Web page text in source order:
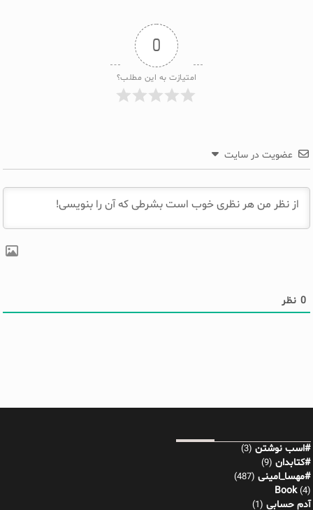
0
امتیازت به این مطلب؟
عضویت در سایت
0 نظر
#اسب نوشتن (3)
#کتابدان (9)
#مهسا_امینی (487)
Book(4)
آدم حسابی (1)